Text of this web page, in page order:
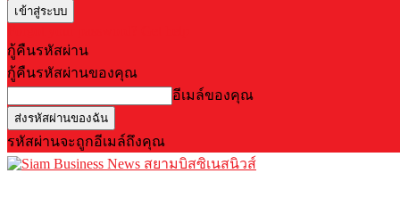
กู้คืนรหัสผ่าน
กู้คืนรหัสผ่านของคุณ
อีเมล์ของคุณ
รหัสผ่านจะถูกอีเมล์ถึงคุณ
สยามบิสซิเนสนิวส์